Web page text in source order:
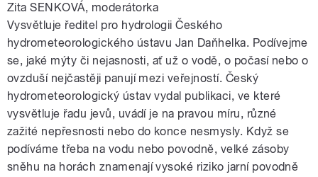
Zita SENKOVÁ, moderátorka
Vysvětluje ředitel pro hydrologii Českého
hydrometeorologického ústavu Jan Daňhelka. Podívejme
se, jaké mýty či nejasnosti, ať už o vodě, o počasí nebo o
ovzduší nejčastěji panují mezi veřejností. Český
hydrometeorologický ústav vydal publikaci, ve které
vysvětluje řadu jevů, uvádí je na pravou míru, různé
zažité nepřesnosti nebo do konce nesmysly. Když se
podíváme třeba na vodu nebo povodně, velké zásoby
sněhu na horách znamenají vysoké riziko jarní povodně